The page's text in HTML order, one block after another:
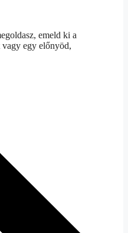
emeld ki a
egy előnyöd,